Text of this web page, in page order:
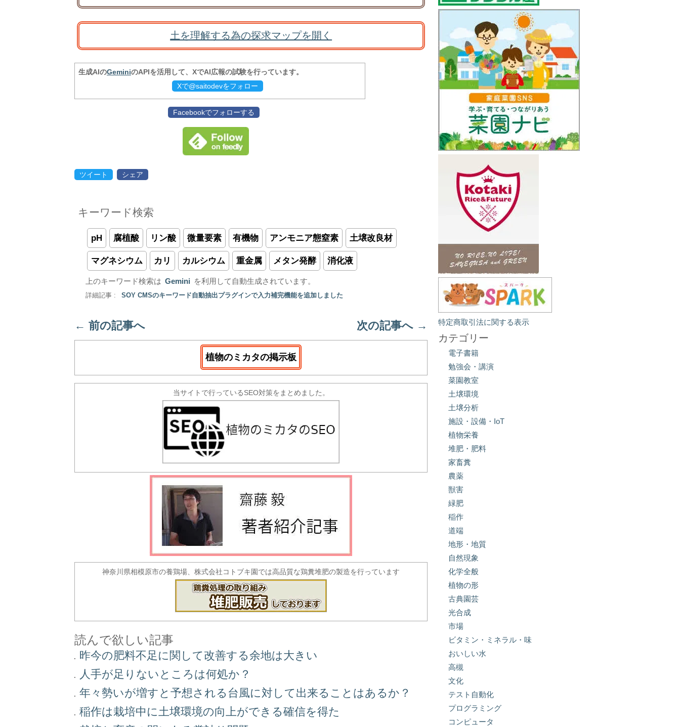
土を理解する為の探求マップを開く
生成AIのGeminiのAPIを活用して、XでAI広報の試験を行っています。
Xで@saitodevをフォロー
Facebookでフォローする
ツイート シェア
キーワード検索
pH 腐植酸 リン酸 微量要素 有機物 アンモニア態窒素 土壌改良材
マグネシウム カリ カルシウム 重金属 メタン発酵 消化液
上のキーワード検索は Gemini を利用して自動生成されています。
詳細記事 : SOY CMSのキーワード自動抽出プラグインで入力補完機能を追加しました
← 前の記事へ 次の記事へ →
植物のミカタの掲示板
当サイトで行っているSEO対策をまとめました。
神奈川県相模原市の養鶏場、株式会社コトブキ園では高品質な鶏糞堆肥の製造を行っています
読んで欲しい記事
昨今の肥料不足に関して改善する余地は大きい
人手が足りないところは何処か？
年々勢いが増すと予想される台風に対して出来ることはあるか？
稲作は栽培中に土壌環境の向上ができる確信を得た
特定商取引法に関する表示
カテゴリー
電子書籍
勉強会・講演
菜園教室
土壌環境
土壌分析
施設・設備・IoT
植物栄養
堆肥・肥料
家畜糞
農薬
獣害
緑肥
稲作
道端
地形・地質
自然現象
化学全般
植物の形
古典園芸
光合成
市場
ビタミン・ミネラル・味
おいしい水
高槻
文化
テスト自動化
プログラミング
コンピュータ